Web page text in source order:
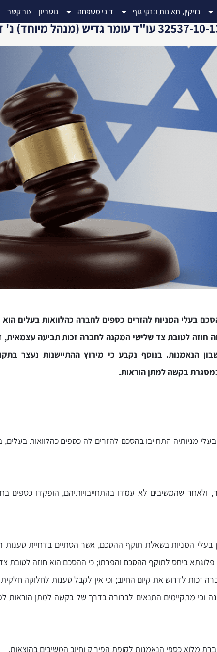
נזיקין, תאונות ונזקי גוף דיני משפחה נוטריון צור קשר
בעלי המניות להזרים כספים לחברה כהלוואות בעלים הוא
חוזה לטובת צד שלישי המקנה לחברה זכות תביעה
הנאמנות. בנוסף נקבע כי מירוץ ההתיישנות נעצר
בקשה למתן הוראות.
מניותיה התחייבו בהסכם להזרים לה כספים כהלוואות בעלים,
ולאחר שהמשיבים לא עמדו בהתחייבויותיהם, הופקדו כספים
בעלי המניות בשאלת תוקף ההסכם, אשר הסתיים בדחיית טענות
זכות לדרוש את קיום החיוב; וכי אין לקבל טענות לחלוקה חלקית
מלוא כספי הנאמנות לקופת הפירוק וחיוב המשיבים בהוצאות.